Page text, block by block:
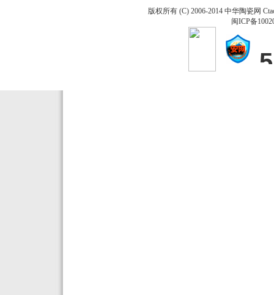
版权所有 (C) 2006-2014 中华陶瓷网
闽ICP备